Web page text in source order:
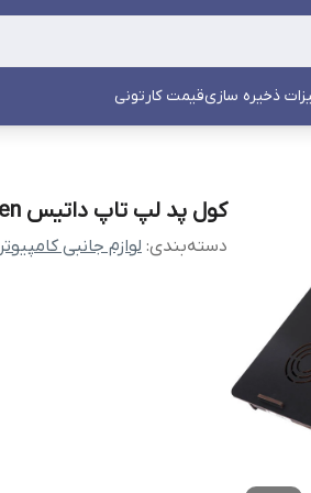
ذخیره سازیقیمت کارتونی
کول پد لپ تاپ داتیس Wooden
دسته‌بندی: لوازم جانبی کامپیوتر